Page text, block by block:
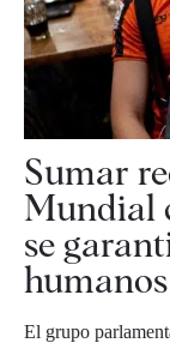
Sumar
Mundial
se
El grupo